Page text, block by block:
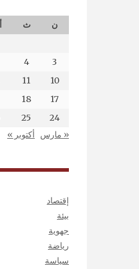
ن ث
3
4
10
11
17
18
24
25
« مارس
أكتوبر »
إقتصاد
بيئة
جهوية
رياضة
سياسة